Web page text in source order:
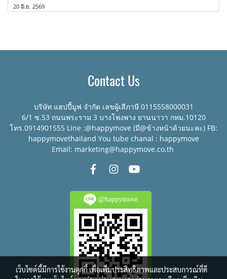
20 มิ.ย. 2569
Contact Us
บริษัท แฮปปี้มูฟ จำกัด เลขผู้เสีภาษี 0115558000031
6/1 ซ.53 ถนนพระราม 3 บางโพงพาง ยานนาวา กทม.10120
โทร.0914901555 Line :@happymove (มี@ข้างหน้าด้วยนะคะ) FB:
happymovethailand You tube chanal : happymove
Email: marketing@happymove.co.th
@happymove
เว็บไซต์นี้มีการใช้งานคุกกี้ เพื่อเพิ่มประสิทธิภาพและประสบการณ์ที่ดี